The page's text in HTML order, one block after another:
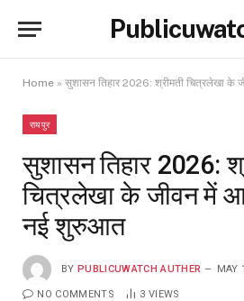
Home » सुशासन तिहार 2026: श्रीमती चित्रलेखा के
रायपुर
सुशासन तिहार 2026:
चित्रलेखा के जीवन में
नई शुरुआत
BY PUBLICUWATCH AUTHER MAY
NO COMMENTS 3 VIEWS